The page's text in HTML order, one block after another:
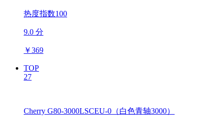
热度指数100
9.0 分
￥369
TOP
27
Cherry G80-3000LSCEU-0（白色青轴3000）